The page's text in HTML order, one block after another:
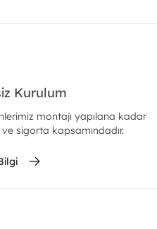
Kurulum
montajı yapılana kadar
sigorta kapsamındadır.